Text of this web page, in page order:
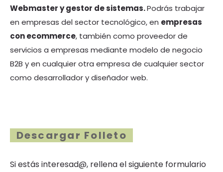
Webmaster y gestor de sistemas.Podrás trabajar
en empresas del sector tecnológico, en empresas
con ecommerce, también como proveedor de
servicios a empresas mediante modelo de negocio
B2B y en cualquier otra empresa de cualquier sector
como desarrollador y diseñador web.
Descargar Folleto
Si estás interesad@, rellena el siguiente formulario